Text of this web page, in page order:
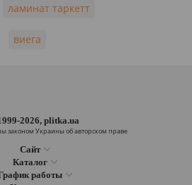
ламинат таркетт
виега
2026, plitka.ua
законом Украины об авторском праве
Сайт
Каталог
работы